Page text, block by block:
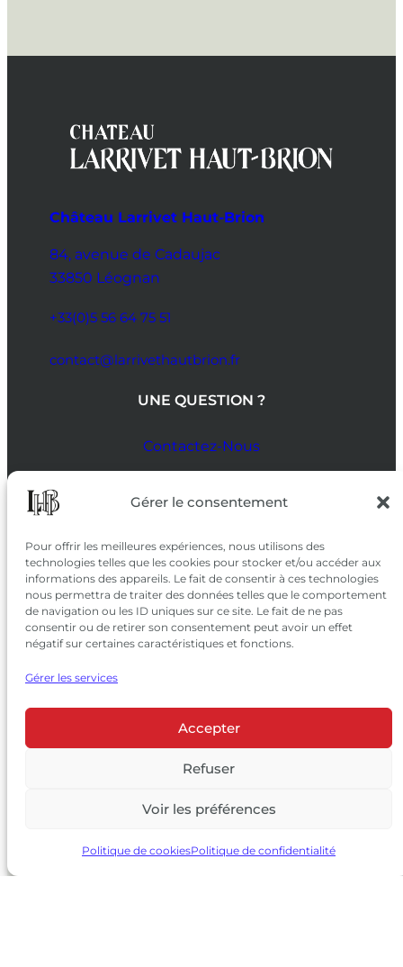
Gérer le consentement
Pour offrir les meilleures expériences, nous utilisons des
technologies telles que les cookies pour stocker et/ou accéder aux
informations des appareils. Le fait de consentir à ces technologies
nous permettra de traiter des données telles que le comportement
de navigation ou les ID uniques sur ce site. Le fait de ne pas
consentir ou de retirer son consentement peut avoir un effet
négatif sur certaines caractéristiques et fonctions.
Gérer les services
Accepter
Refuser
Voir les préférences
Politique de cookiesPolitique de confidentialité
Château Larrivet Haut-Brion
84, avenue de Cadaujac
33850 Léognan
+33(0)5 56 64 75 51
contact@larrivethautbrion.fr
UNE QUESTION ?
Contactez-Nous
SUIVEZ-NOUS
SUR LES RÉSEAUX
© 2026 Château Larrivet Haut-Brion |
Mentions légales|Politique de confidentialité
|CGV
L’ABUS D’ALCOOL EST DANGEREUX POUR LA SANTÉ, À